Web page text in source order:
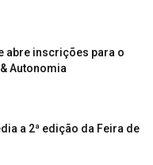
abre inscrições para o
Autonomia
a 2ª edição da Feira de